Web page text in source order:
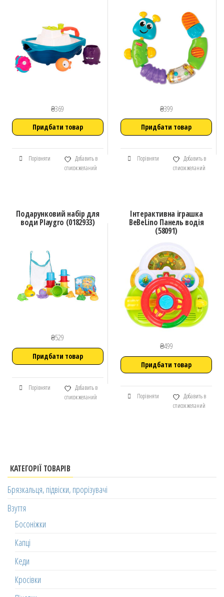
₴369
Придбати товар
Порівняти
Добавить в
список желаний
₴399
Придбати товар
Порівняти
Добавить в
список желаний
Подарунковий набір для
води Playgro (0182933)
₴529
Придбати товар
Порівняти
Добавить в
список желаний
Інтерактивна іграшка
BeBeLino Панель водія
(58091)
₴499
Придбати товар
Порівняти
Добавить в
список желаний
КАТЕГОРІЇ ТОВАРІВ
Брязкальця, підвіски, прорізувачі
Взуття
Босоніжки
Капці
Кеди
Кросівки